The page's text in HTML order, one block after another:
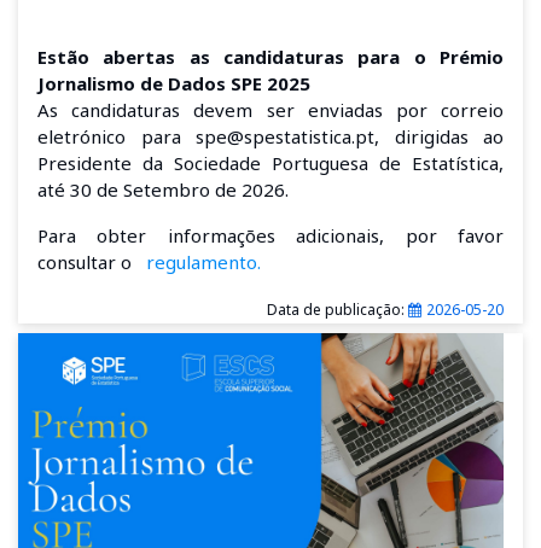
Estão abertas as candidaturas para o Prémio
Jornalismo de Dados SPE 2025
As candidaturas devem ser enviadas por correio
eletrónico para spe@spestatistica.pt, dirigidas ao
Presidente da Sociedade Portuguesa de Estatística,
até 30 de Setembro de 2026.
Para obter informações adicionais, por favor
consultar o regulamento.
Data de publicação: 2026-05-20